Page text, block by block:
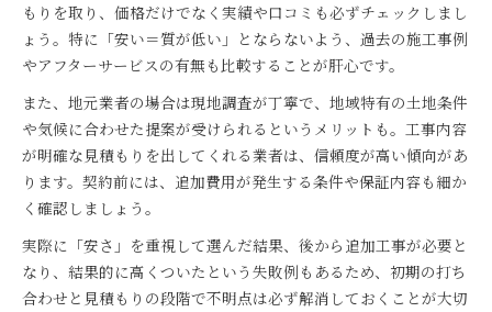
賢く見積もり交渉！安い外構の秘訣
外構工事を安くするための見積もり交渉術
吉岡町で安い外構工事を実現する値引きのコツ
見積もり比較で外構工事を安く済ませる方法
外構工事の費用を安く抑える交渉ポイント
安い外構工事のための業者との付き合い方
もりを取り、価格だけでなく実績や口コミも必ずチェックしまし
ょう。特に「安い＝質が低い」とならないよう、過去の施工事例
やアフターサービスの有無も比較することが肝心です。
また、地元業者の場合は現地調査が丁寧で、地域特有の土地条件
や気候に合わせた提案が受けられるというメリットも。工事内容
が明確な見積もりを出してくれる業者は、信頼度が高い傾向があ
ります。契約前には、追加費用が発生する条件や保証内容も細か
く確認しましょう。
実際に「安さ」を重視して選んだ結果、後から追加工事が必要と
なり、結果的に高くついたという失敗例もあるため、初期の打ち
合わせと見積もりの段階で不明点は必ず解消しておくことが大切